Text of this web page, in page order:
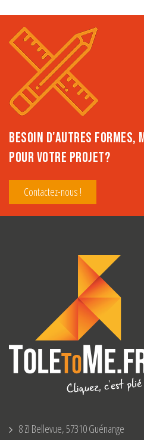
BESOIN D'AUTRES FORMES,
POUR VOTRE PROJET?
Contactez-nous !
8 ZI Bellevue, 57310 Guénange